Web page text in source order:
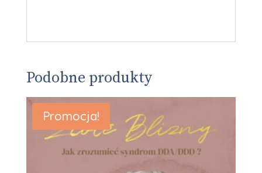
Podobne produkty
Promocja!